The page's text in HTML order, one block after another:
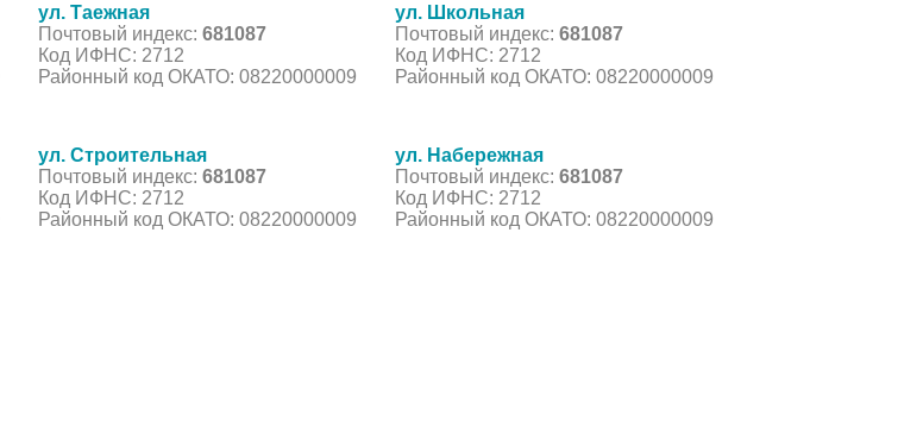
ул. Таежная
Почтовый индекс: 681087
Код ИФНС: 2712
Районный код ОКАТО: 08220000009
ул. Школьная
Почтовый индекс: 681087
Код ИФНС: 2712
Районный код ОКАТО: 08220000009
ул. Строительная
Почтовый индекс: 681087
Код ИФНС: 2712
Районный код ОКАТО: 08220000009
ул. Набережная
Почтовый индекс: 681087
Код ИФНС: 2712
Районный код ОКАТО: 08220000009